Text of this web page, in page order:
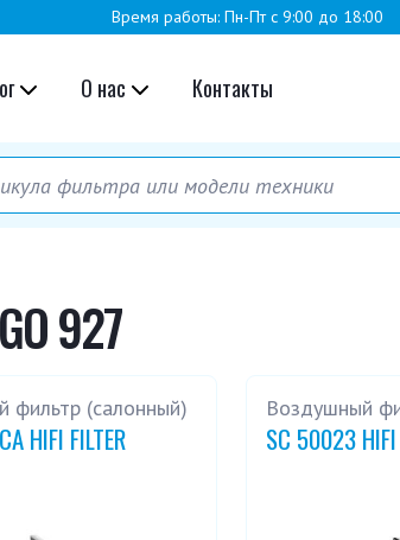
Время работы: Пн-Пт с 9:00 до 18:00
О нас Контакты
927
фильтр (салонный)
HIFI FILTER
Воздушный
SC 50023 HIFI